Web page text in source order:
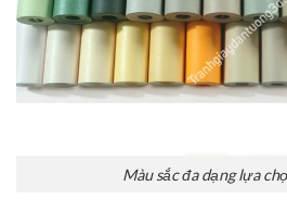
Màu sắc đa dạng lựa